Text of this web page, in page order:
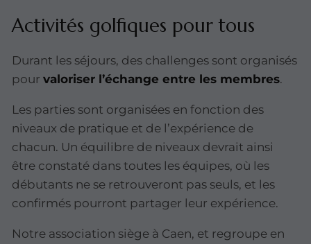
Activités golfiques pour tous
Durant les séjours, des challenges sont organisés
pour valoriser l’échange entre les membres.
Les parties sont organisées en fonction des
niveaux de pratique et de l’expérience de
chacun. Un équilibre de niveaux devrait ainsi
être constaté dans toutes les équipes, où les
débutants ne se retrouveront pas seuls, et les
confirmés pourront partager leur expérience.
Notre association siège à Caen, et regroupe en